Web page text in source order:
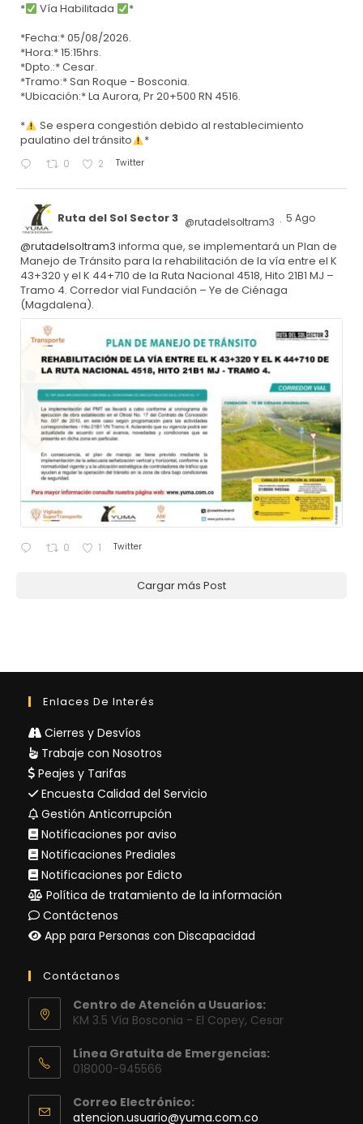
* Vía Habilitada
*
*Fecha:* 05/08/2026.
*Hora:* 15:15hrs.
*Dpto.:* Cesar.
*Tramo:* San Roque - Bosconia.
*Ubicación:* La Aurora, Pr 20+500 RN 4516.
*
Se espera congestión debido al restablecimiento
paulatino del tránsito
*
0 2 Twitter
Ruta del Sol Sector 3 @rutadelsoltram3 · 5 Ago
@rutadelsoltram3 informa que, se implementará un Plan de
Manejo de Tránsito para la rehabilitación de la vía entre el K
43+320 y el K 44+710 de la Ruta Nacional 4518, Hito 21B1 MJ –
Tramo 4. Corredor vial Fundación – Ye de Ciénaga
(Magdalena).
0 1 Twitter
Cargar más Post
Enlaces De Interés
Cierres y Desvíos
Trabaje con Nosotros
Peajes y Tarifas
Encuesta Calidad del Servicio
Gestión Anticorrupción
Notificaciones por aviso
Notificaciones Prediales
Notificaciones por Edicto
Política de tratamiento de la información
Contáctenos
App para Personas con Discapacidad
Contáctanos
Centro de Atención a Usuarios:
KM 3.5 Vía Bosconia - El Copey, Cesar
Línea Gratuita de Emergencias:
018000-945566
Correo Electrónico:
atencion.usuario@yuma.com.co